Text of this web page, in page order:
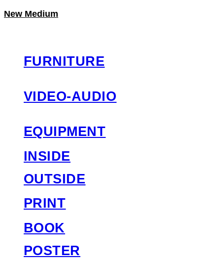
New Medium
FURNITURE
VIDEO-AUDIO
EQUIPMENT
INSIDE
OUTSIDE
PRINT
BOOK
POSTER